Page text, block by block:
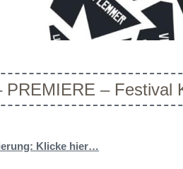
PREMIERE – Festival
Klicke hier…